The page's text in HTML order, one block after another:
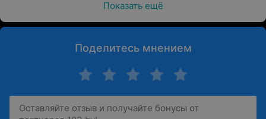
Показать ещё
Поделитесь мнением